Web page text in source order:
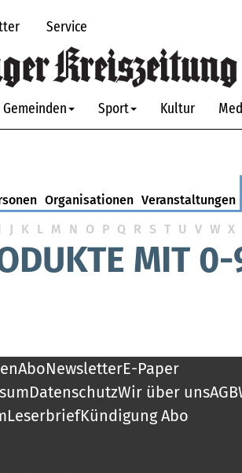
Service
Gemeinden Sport Kultur
Organisationen Veranstaltungen
J K L M N O P Q R S T U V W X
MIT
AboNewsletterE-Paper
DatenschutzWir über unsAGB
LeserbriefKündigung Abo